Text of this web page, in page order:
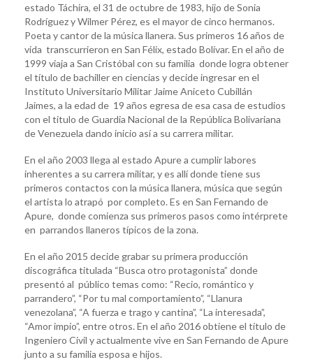
estado Táchira, el 31 de octubre de 1983, hijo de Sonia
Rodríguez y Wilmer Pérez, es el mayor de cinco hermanos.
Poeta y cantor de la música llanera. Sus primeros 16 años de
vida transcurrieron en San Félix, estado Bolívar. En el año de
1999 viaja a San Cristóbal con su familia donde logra obtener
el título de bachiller en ciencias y decide ingresar en el
Instituto Universitario Militar Jaime Aniceto Cubillán
Jaimes, a la edad de 19 años egresa de esa casa de estudios
con el titulo de Guardia Nacional de la República Bolivariana
de Venezuela dando inicio así a su carrera militar.
En el año 2003 llega al estado Apure a cumplir labores
inherentes a su carrera militar, y es allí donde tiene sus
primeros contactos con la música llanera, música que según
el artista lo atrapó por completo. Es en San Fernando de
Apure, donde comienza sus primeros pasos como intérprete
en parrandos llaneros típicos de la zona.
En el año 2015 decide grabar su primera producción
discográfica titulada “Busca otro protagonista” donde
presentó al público temas como: “Recio, romántico y
parrandero”, “Por tu mal comportamiento”, “Llanura
venezolana”, “A fuerza e trago y cantina”, “La interesada”,
“Amor impío”, entre otros. En el año 2016 obtiene el título de
Ingeniero Civil y actualmente vive en San Fernando de Apure
junto a su familia esposa e hijos.